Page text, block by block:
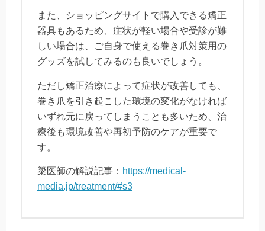
また、ショッピングサイトで購入できる矯正
器具もあるため、症状が軽い場合や受診が難
しい場合は、ご自身で使える巻き爪対策用の
グッズを試してみるのも良いでしょう。
ただし矯正治療によって症状が改善しても、
巻き爪を引き起こした環境の変化がなければ
いずれ元に戻ってしまうことも多いため、治
療後も環境改善や再初予防のケアが重要で
す。
簗医師の解説記事： https://medical-
media.jp/treatment/#s3